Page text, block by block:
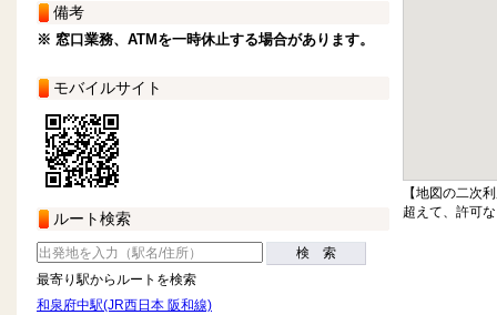
備考
※ 窓口業務、ATMを一時休止する場合があります。
モバイルサイト
ルート検索
検 索
最寄り駅からルートを検索
和泉府中駅(JR西日本 阪和線)
【地図の二次
超えて、許可